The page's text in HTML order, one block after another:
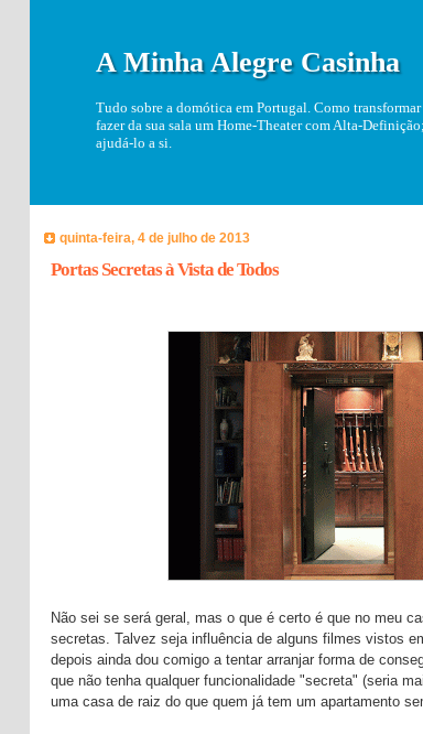
A Minha Alegre Casinha
Tudo sobre a domótica em Portugal. Como
fazer da sua sala um Home-Theater com Alta-
ajudá-lo a si.
quinta-feira, 4 de julho de 2013
Portas Secretas à Vista de Todos
Não sei se será geral, mas o que é certo é que no meu
secretas. Talvez seja influência de alguns filmes vistos
depois ainda dou comigo a tentar arranjar forma de
que não tenha qualquer funcionalidade "secreta" (seria
uma casa de raiz do que quem já tem um apartamento